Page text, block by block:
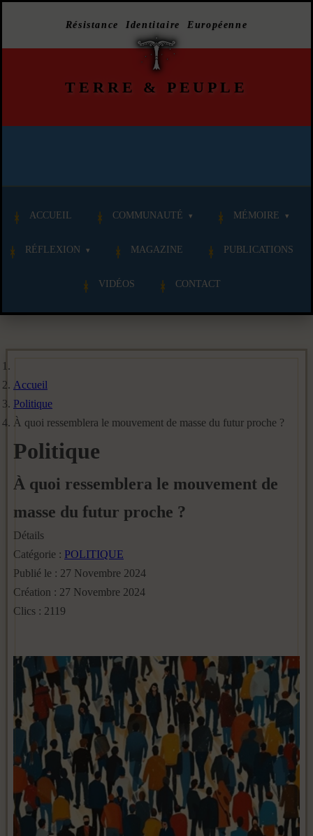
Résistance Identitaire Européenne
TERRE & PEUPLE
ACCUEIL COMMUNAUTÉ MÉMOIRE
RÉFLEXION MAGAZINE PUBLICATIONS
VIDÉOS CONTACT
Accueil
Politique
À quoi ressemblera le mouvement de masse du futur proche ?
Politique
À quoi ressemblera le mouvement de
masse du futur proche ?
Détails
Catégorie : POLITIQUE
Publié le : 27 Novembre 2024
Création : 27 Novembre 2024
Clics : 2119